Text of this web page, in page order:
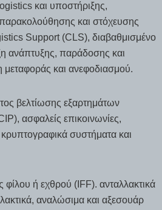
και υποστήριξης,
και στόχευσης
Support (CLS), διαβαθμισμένο
ανάπτυξης, παράδοσης και
μεταφοράς και ανεφοδιασμού.
βελτίωσης εξαρτημάτων
ασφαλείς επικοινωνίες,
συστήματα και
ή εχθρού (IFF). ανταλλακτικά
αναλώσιμα και αξεσουάρ